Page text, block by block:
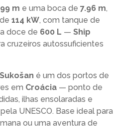
m e uma boca de 7.96 m,
114 kW, com tanque de
doce de 600 L — Ship
cruzeiros autossuficientes
é um dos portos de
em Croácia — ponto de
ilhas ensolaradas e
UNESCO. Base ideal para
ou uma aventura de